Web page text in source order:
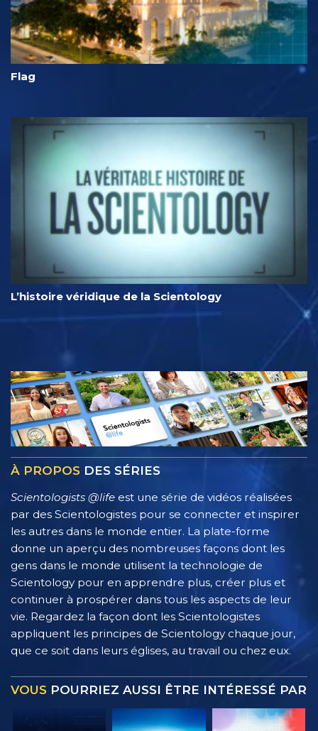
Flag
L’histoire véridique de la Scientology
À PROPOS DES SÉRIES
Scientologists @life est une série de vidéos réalisées
par des Scientologistes pour se connecter et inspirer
les autres dans le monde entier. La plate-forme
donne un aperçu des nombreuses façons dont les
gens dans le monde utilisent la technologie de
Scientology pour en apprendre plus, créer plus et
continuer à prospérer dans tous les aspects de leur
vie. Regardez la façon dont les Scientologistes
appliquent les principes de Scientology chaque jour,
que ce soit dans leurs églises, au travail ou chez eux.
VOUS POURRIEZ AUSSI ÊTRE INTÉRESSÉ PAR